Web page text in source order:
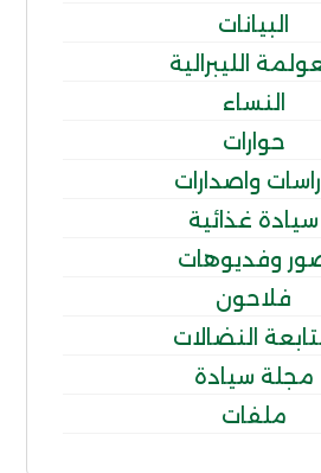
البيانات
الليبرالية
النساء
حوارات
واصدارات
سيادة غذائية
وفديوهات
فلاحون
النضالات
مجلة سيادة
ملفات